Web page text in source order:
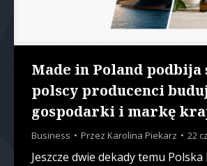
Made in Poland podbija
polscy producenci
gospodarki i markę
Business Przez Karolina Piekarz 22
Jeszcze dwie dekady temu Polska